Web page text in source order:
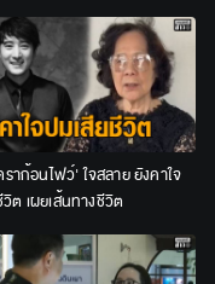
ราก้อนไฟว์' ใจสลาย ยังคาใจ
ต เผยเส้นทางชีวิต